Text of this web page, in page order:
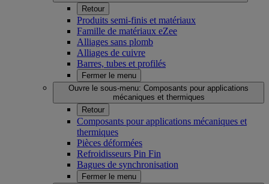
Retour
Produits semi-finis et matériaux
Famille de matériaux eZee
Alliages sans plomb
Alliages de cuivre
Barres, tubes et profilés
Fermer le menu
Ouvre le sous-menu: Composants pour applications
mécaniques et thermiques
Retour
Composants pour applications mécaniques et
thermiques
Pièces déformées
Refroidisseurs Pin Fin
Bagues de synchronisation
Fermer le menu